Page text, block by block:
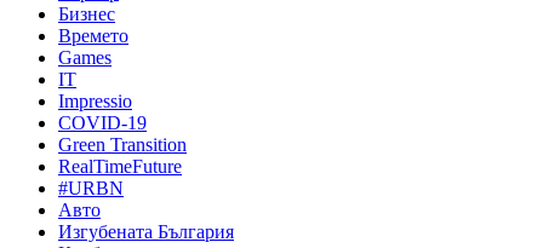
Бизнес
Времето
Games
IT
Impressio
COVID-19
Green Transition
RealTimeFuture
#URBN
Авто
Изгубената България